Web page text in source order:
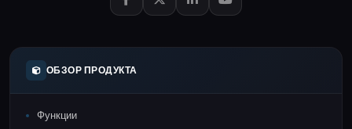
ОБЗОР ПРОДУКТА
Функции